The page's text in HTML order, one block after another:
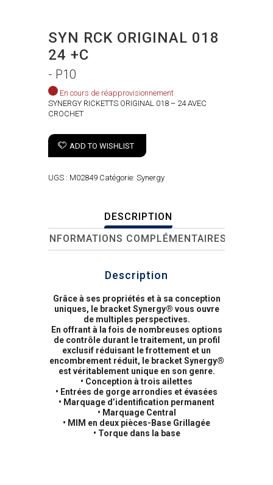
SYN RCK ORIGINAL 018
24 +C
- P10
En cours de réapprovisionnement
SYNERGY RICKETTS ORIGINAL 018 – 24 AVEC
CROCHET
ADD TO WISHLIST
UGS : M02849 Catégorie: Synergy
DESCRIPTION
INFORMATIONS COMPLÉMENTAIRES
Description
Grâce à ses propriétés et à sa conception
uniques, le bracket Synergy® vous ouvre
de multiples perspectives.
En offrant à la fois de nombreuses options
de contrôle durant le traitement, un profil
exclusif réduisant le frottement et un
encombrement réduit, le bracket Synergy®
est véritablement unique en son genre.
• Conception à trois ailettes
• Entrées de gorge arrondies et évasées
• Marquage d’identification permanent
• Marquage Central
• MIM en deux pièces-Base Grillagée
• Torque dans la base